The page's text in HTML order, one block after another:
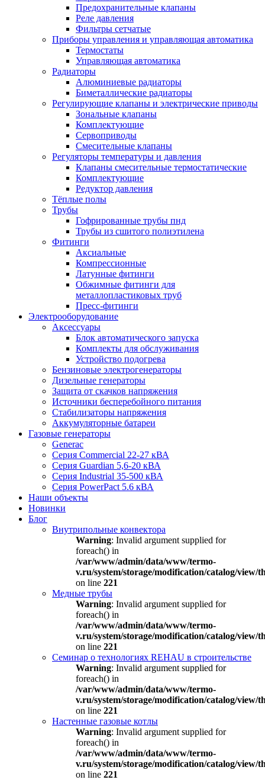
Предохранительные клапаны
Реле давления
Фильтры сетчатые
Приборы управления и управляющая автоматика
Термостаты
Управляющая автоматика
Радиаторы
Алюминиевые радиаторы
Биметаллические радиаторы
Регулирующие клапаны и электрические приводы
Зональные клапаны
Комплектующие
Сервоприводы
Смесительные клапаны
Регуляторы температуры и давления
Клапаны смесительные термостатические
Комплектующие
Редуктор давления
Тёплые полы
Трубы
Гофрированные трубы пнд
Трубы из сшитого полиэтилена
Фитинги
Аксиальные
Компрессионные
Латунные фитинги
Обжимные фитинги для
металлопластиковых труб
Пресс-фитинги
Электрооборудование
Аксессуары
Блок автоматического запуска
Комплекты для обслуживания
Устройство подогрева
Бензиновые электрогенераторы
Дизельные генераторы
Защита от скачков напряжения
Источники бесперебойного питания
Стабилизаторы напряжения
Аккумуляторные батареи
Газовые генераторы
Generac
Серия Commercial 22-27 кВА
Серия Guardian 5,6-20 кВА
Серия Industrial 35-500 кВА
Серия PowerPact 5.6 кВА
Наши объекты
Новинки
Блог
Внутрипольные конвектора
Warning: Invalid argument supplied for
foreach() in
/var/www/admin/data/www/termo-
v.ru/system/storage/modification/catalog/view/
on line 221
Медные трубы
Warning: Invalid argument supplied for
foreach() in
/var/www/admin/data/www/termo-
v.ru/system/storage/modification/catalog/view/
on line 221
Семинар о технологиях REHAU в строительстве
Warning: Invalid argument supplied for
foreach() in
/var/www/admin/data/www/termo-
v.ru/system/storage/modification/catalog/view/
on line 221
Настенные газовые котлы
Warning: Invalid argument supplied for
foreach() in
/var/www/admin/data/www/termo-
v.ru/system/storage/modification/catalog/view/
on line 221